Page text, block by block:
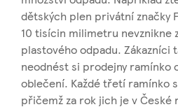
dětských plen privátní značky
10 tisícin milimetru nevznikne
plastového odpadu. Zákazníci
neodnést si prodejny ramínko
oblečení. Každé třetí ramínko
přičemž za rok jich je v České